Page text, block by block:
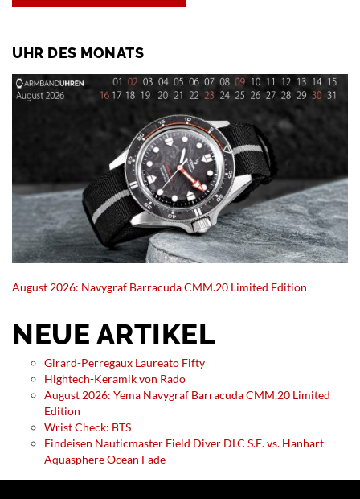
UHR DES MONATS
August 2026: Navygraf Barracuda CMM.20 Limited Edition
NEUE ARTIKEL
Girard-Perregaux Laureato Fifty
Hightech-Keramik von Rado
August 2026: Yema Navygraf Barracuda CMM.20 Limited
Edition
Wrist Check: BTS
Findeisen Nauticmaster Field Diver DLC S.E. vs. Hanhart
Aquasphere Ocean Fade